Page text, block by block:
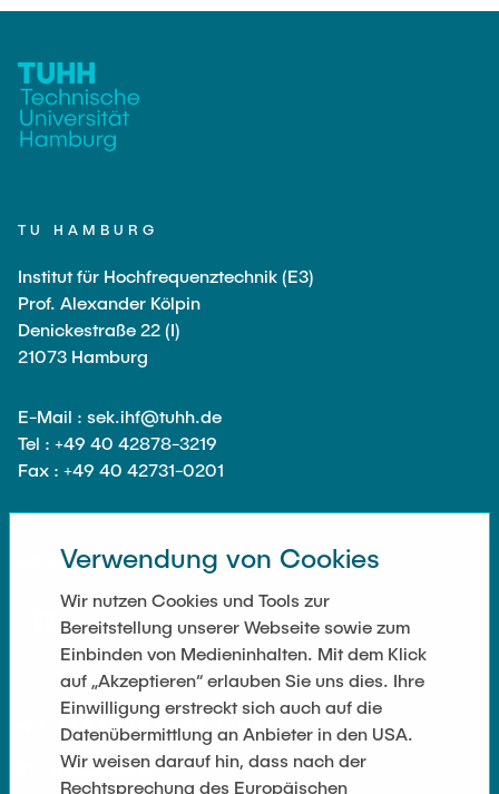
Hui Lu
Prof. Dr.-Ing. Fabian Lurz
Lukas Reinhold
Sebastian Schaffenroth
Noah Sielck
Jan Waldhelm
Marvin Wenzel
Julia Yip
Ehemalige Mitarbeiter
TU HAMBURG
Institut für Hochfrequenztechnik (E3)
Prof. Alexander Kölpin
Denickestraße 22 (I)
21073 Hamburg
E-Mail : sek.ihf@tuhh.de
Tel : +49 40 42878-3219
Fax : +49 40 42731-0201
SOZIALE NETZWERKE
WEITERFÜHRENDE LINKS
Datenschutz
Verwendung von Cookies
Wir nutzen Cookies und Tools zur
Bereitstellung unserer Webseite sowie zum
Einbinden von Medieninhalten. Mit dem Klick
auf „Akzeptieren“ erlauben Sie uns dies. Ihre
Einwilligung erstreckt sich auch auf die
Datenübermittlung an Anbieter in den USA.
Wir weisen darauf hin, dass nach der
Rechtsprechung des Europäischen